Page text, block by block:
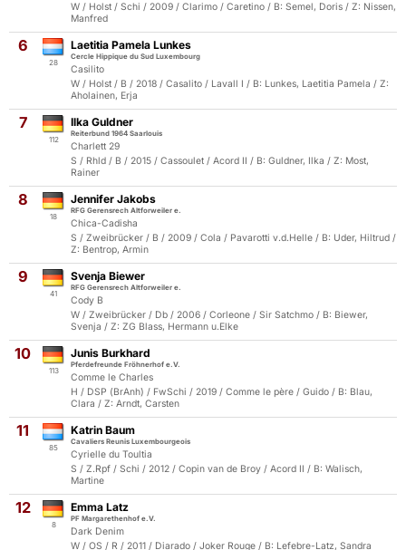
W / Holst / Schi / 2009 / Clarimo / Caretino / B: Semel, Doris / Z: Nissen,
Manfred
6
28
Laetitia Pamela Lunkes
Cercle Hippique du Sud Luxembourg
Casilito
W / Holst / B / 2018 / Casalito / Lavall I / B: Lunkes, Laetitia Pamela / Z:
Aholainen, Erja
7
112
Ilka Guldner
Reiterbund 1964 Saarlouis
Charlett 29
S / Rhld / B / 2015 / Cassoulet / Acord II / B: Guldner, Ilka / Z: Most,
Rainer
8
18
Jennifer Jakobs
RFG Gerensrech Altforweiler e.
Chica-Cadisha
S / Zweibrücker / B / 2009 / Cola / Pavarotti v.d.Helle / B: Uder, Hiltrud /
Z: Bentrop, Armin
9
41
Svenja Biewer
RFG Gerensrech Altforweiler e.
Cody B
W / Zweibrücker / Db / 2006 / Corleone / Sir Satchmo / B: Biewer,
Svenja / Z: ZG Blass, Hermann u.Elke
10
113
Junis Burkhard
Pferdefreunde Fröhnerhof e.V.
Comme le Charles
H / DSP (BrAnh) / FwSchi / 2019 / Comme le père / Guido / B: Blau,
Clara / Z: Arndt, Carsten
11
85
Katrin Baum
Cavaliers Reunis Luxembourgeois
Cyrielle du Toultia
S / Z.Rpf / Schi / 2012 / Copin van de Broy / Acord II / B: Walisch,
Martine
12
8
Emma Latz
PF Margarethenhof e.V.
Dark Denim
W / OS / R / 2011 / Diarado / Joker Rouge / B: Lefebre-Latz, Sandra